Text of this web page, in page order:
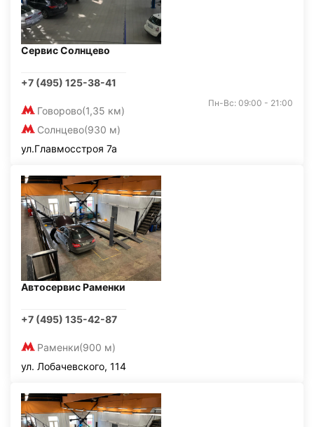
Сервис Солнцево
+7 (495) 125-38-41
Говорово(1,35 км)
Солнцево(930 м)
Пн-Вс: 09:00 - 21:00
ул.Главмосстроя 7а
Автосервис Раменки
+7 (495) 135-42-87
Раменки(900 м)
ул. Лобачевского, 114